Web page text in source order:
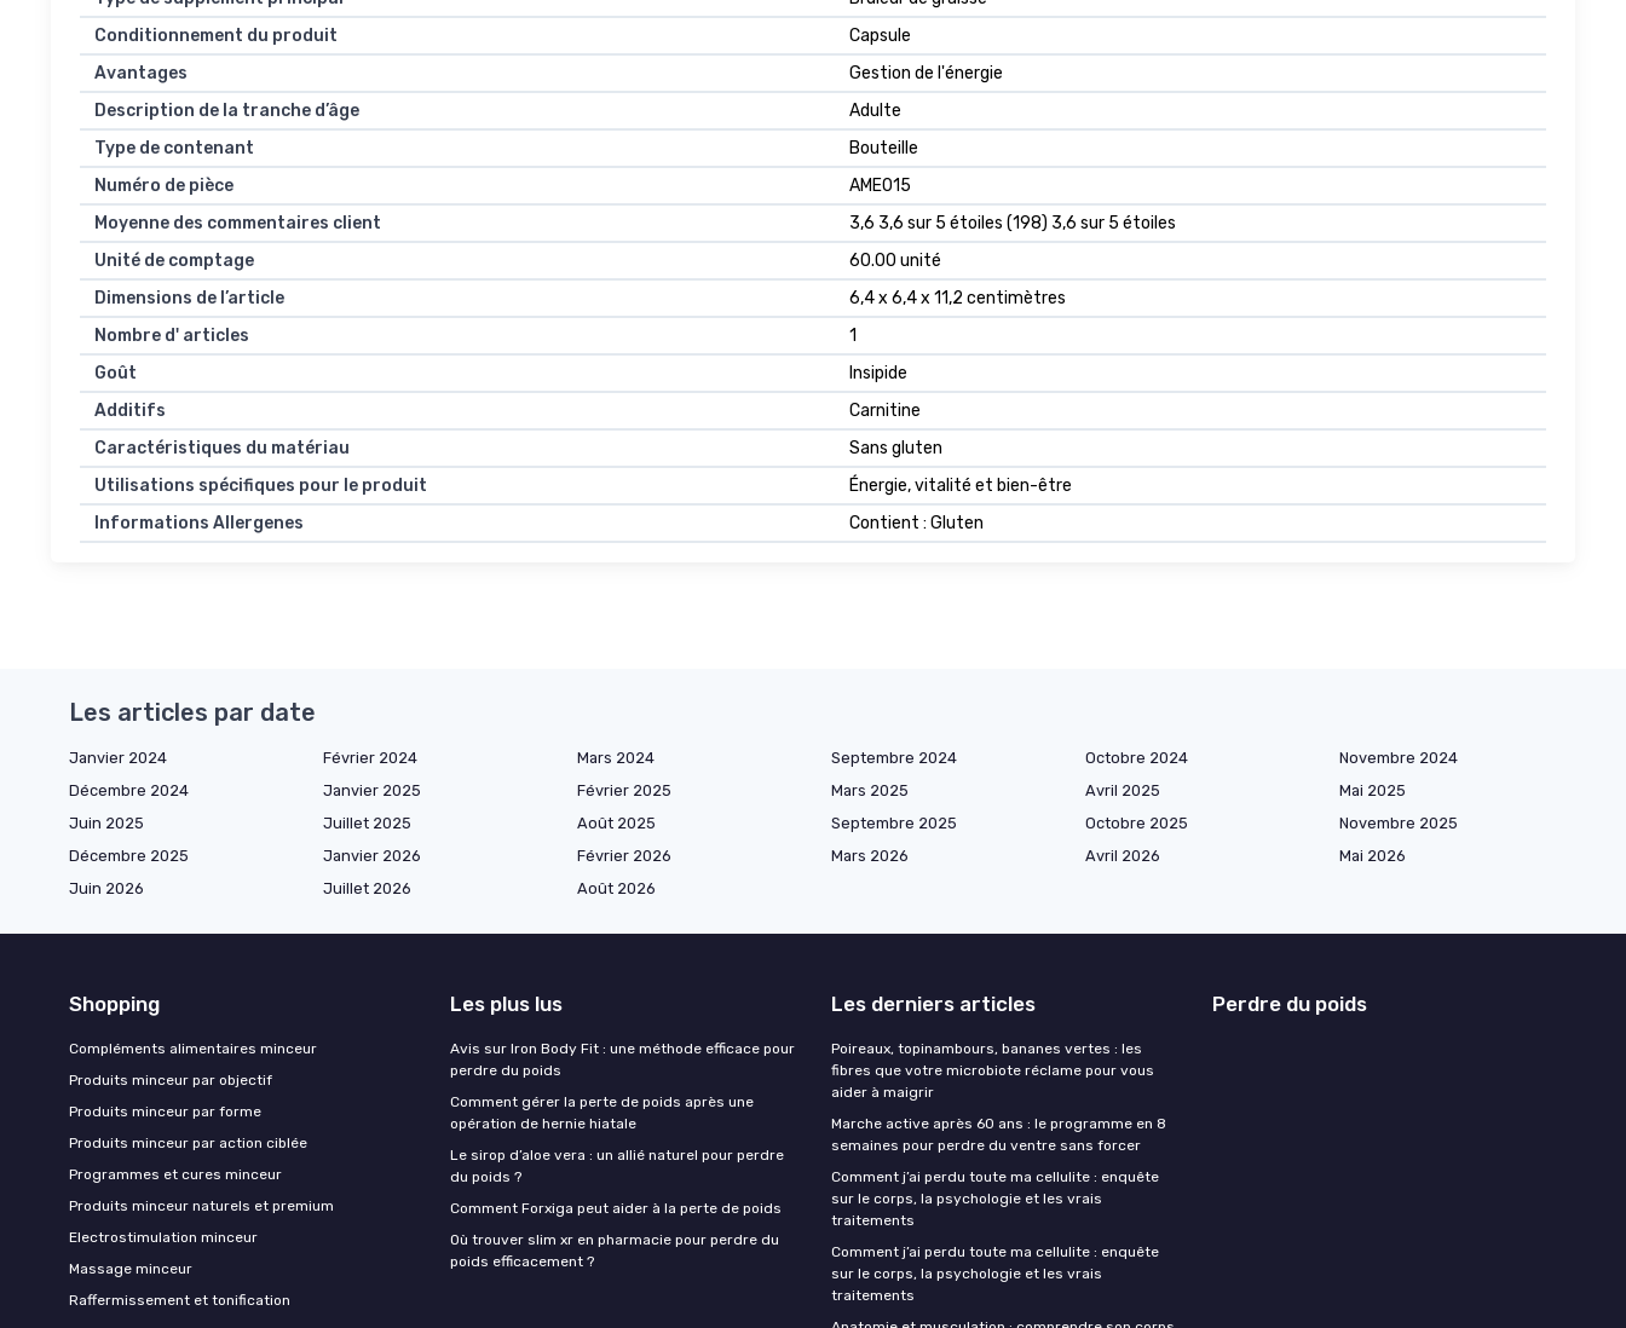
Conditionnement du produit
Capsule
Avantages
Gestion de l'énergie
Description de la tranche d’âge
Adulte
Type de contenant
Bouteille
Numéro de pièce
AME015
Moyenne des commentaires client
3,6 3,6 sur 5 étoiles (198) 3,6 sur 5 étoiles
Unité de comptage
60.00 unité
Dimensions de l’article
6,4 x 6,4 x 11,2 centimètres
Nombre d' articles
1
Goût
Insipide
Additifs
Carnitine
Caractéristiques du matériau
Sans gluten
Utilisations spécifiques pour le produit
Énergie, vitalité et bien-être
Informations Allergenes
Contient : Gluten
Les articles par date
Janvier 2024 Février 2024 Mars 2024 Septembre 2024 Octobre 2024
Novembre 2024
Décembre 2024
Janvier 2025 Février 2025 Mars 2025 Avril 2025
Mai 2025
Juin 2025
Juillet 2025 Août 2025 Septembre 2025 Octobre 2025
Novembre 2025
Décembre 2025
Janvier 2026 Février 2026 Mars 2026 Avril 2026
Mai 2026
Juin 2026
Juillet 2026 Août 2026
Shopping
Compléments alimentaires minceur
Produits minceur par objectif
Produits minceur par forme
Produits minceur par action ciblée
Programmes et cures minceur
Produits minceur naturels et premium
Electrostimulation minceur
Massage minceur
Raffermissement et tonification
Les plus lus
Avis sur Iron Body Fit : une méthode efficace pour
perdre du poids
Comment gérer la perte de poids après une
opération de hernie hiatale
Le sirop d’aloe vera : un allié naturel pour perdre
du poids ?
Comment Forxiga peut aider à la perte de poids
Où trouver slim xr en pharmacie pour perdre du
poids efficacement ?
Les derniers articles
Poireaux, topinambours, bananes vertes : les
fibres que votre microbiote réclame pour vous
aider à maigrir
Marche active après 60 ans : le programme en 8
semaines pour perdre du ventre sans forcer
Comment j’ai perdu toute ma cellulite : enquête
sur le corps, la psychologie et les vrais
traitements
Comment j’ai perdu toute ma cellulite : enquête
sur le corps, la psychologie et les vrais
traitements
Perdre du poids